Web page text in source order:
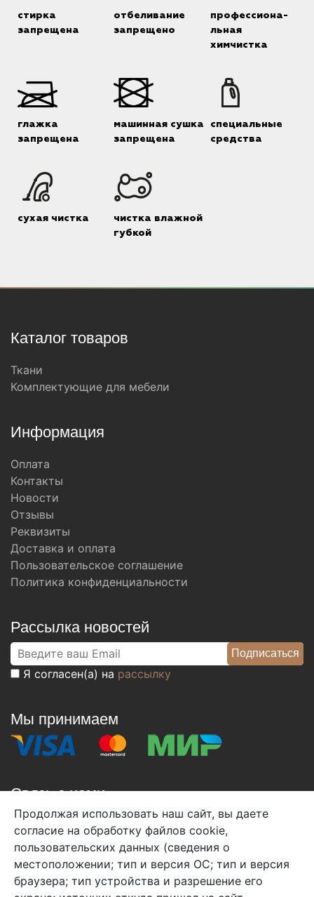
стирка
запрещена
отбеливание
запрещено
профессиона-
льная
химчистка
глажка
запрещена
машинная сушка
запрещена
специальные
средства
сухая чистка
чистка влажной
губкой
Каталог товаров
Ткани
Комплектующие для мебели
Информация
Оплата
Контакты
Новости
Отзывы
Реквизиты
Доставка и оплата
Пользовательское соглашение
Политика конфиденциальности
Рассылка новостей
Я согласен(а) на рассылку
Мы принимаем
Связь с нами
+7 (495) 933-38-08
info@arben-textile.ru- оптовые продажи
Продолжая использовать наш сайт, вы даете
согласие на обработку файлов cookie,
пользовательских данных (сведения о
местоположении; тип и версия ОС; тип и версия
браузера; тип устройства и разрешение его